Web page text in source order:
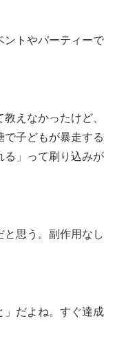
ントやパーティーで
えなかったけど、
子どもが暴走する
る」って刷り込みが
と思う。副作用なし
」だよね。すぐ達成